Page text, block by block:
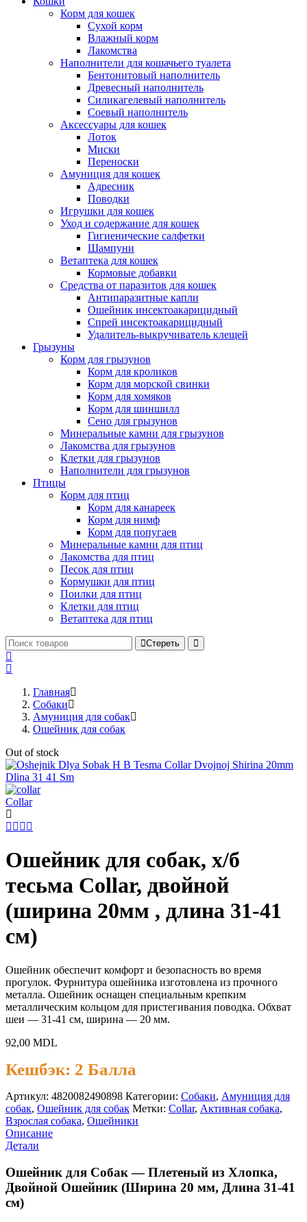
Корм для кошек
Сухой корм
Влажный корм
Лакомства
Наполнители для кошачьего туалета
Бентонитовый наполнитель
Древесный наполнитель
Силикагелевый наполнитель
Соевый наполнитель
Аксессуары для кошек
Лоток
Миски
Переноски
Амуниция для кошек
Адресник
Поводки
Игрушки для кошек
Уход и содержание для кошек
Гигиенические салфетки
Шампуни
Ветаптека для кошек
Кормовые добавки
Средства от паразитов для кошек
Антипаразитные капли
Ошейник инсектоакарицидный
Спрей инсектоакарицидный
Удалитель-выкручиватель клещей
Грызуны
Корм для грызунов
Корм для кроликов
Корм для морской свинки
Корм для хомяков
Корм для шиншилл
Сено для грызунов
Минеральные камни для грызунов
Лакомства для грызунов
Клетки для грызунов
Наполнители для грызунов
Птицы
Корм для птиц
Корм для канареек
Корм для нимф
Корм для попугаев
Минеральные камни для птиц
Лакомства для птиц
Песок для птиц
Кормушки для птиц
Поилки для птиц
Клетки для птиц
Ветаптека для птиц
Стереть
Главная
Cобаки
Амуниция для собак
Ошейник для собак
Out of stock
Collar
Ошейник для собак, х/б
тесьма Collar, двойной
(ширина 20мм , длина 31-41
см)
Ошейник обеспечит комфорт и безопасность во время
прогулок. Фурнитура ошейника изготовлена из прочного
металла. Ошейник оснащен специальным крепким
металлическим кольцом для пристегивания поводка. Обхват
шеи — 31-41 см, ширина — 20 мм.
92,00 MDL
Кешбэк: 2 Балла
Артикул: 4820082490898 Категории: Cобаки, Амуниция для
собак, Ошейник для собак Метки: Collar, Активная собака,
Взрослая собака, Ошейники
Описание
Детали
Ошейник для Собак — Плетеный из Хлопка,
Двойной Ошейник (Ширина 20 мм, Длина 31-41
см)